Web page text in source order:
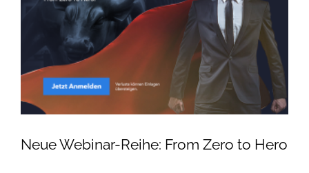
Neue Webinar-Reihe: From Zero to Hero